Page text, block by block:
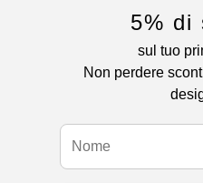
5% di
sul tuo
Non perdere